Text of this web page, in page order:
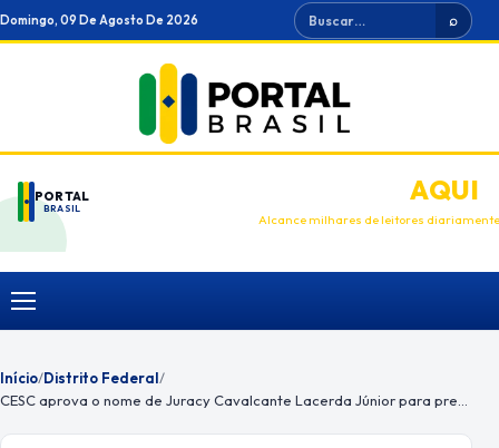
Ir
para
Domingo, 09 De Agosto De 2026 Buscar ⌕
PORTAL
BRASIL
ANUNCIEAQUI
Alcance milhares de leitores diariamente
Menu
Início/Distrito Federal/